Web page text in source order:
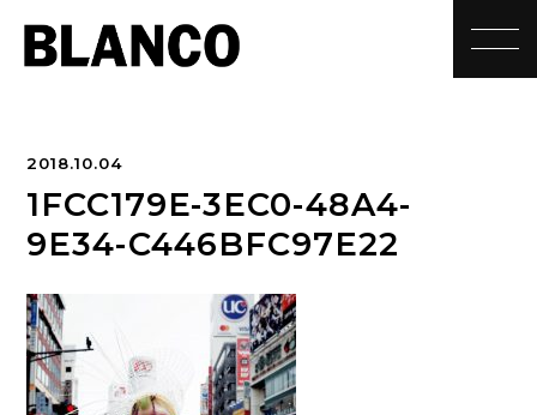
2018.10.04
1FCC179E-3EC0-48A4-
9E34-C446BFC97E22